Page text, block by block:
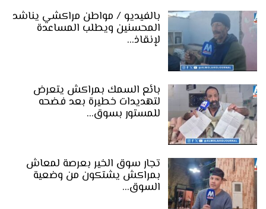
بالفيديو / مواطن مراكشي يناشد
المحسنين ويطلب المساعدة
لإنقاذ…
بائع السمك بمراكش يتعرض
لتهديدات خطيرة بعد فضحه
للمستور بسوق…
تجار سوق الخير بعرصة لمعاش
بمراكش يشتكون من وضعية
السوق…